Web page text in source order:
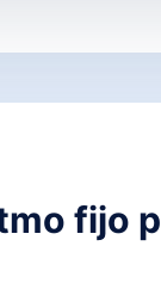
fijo